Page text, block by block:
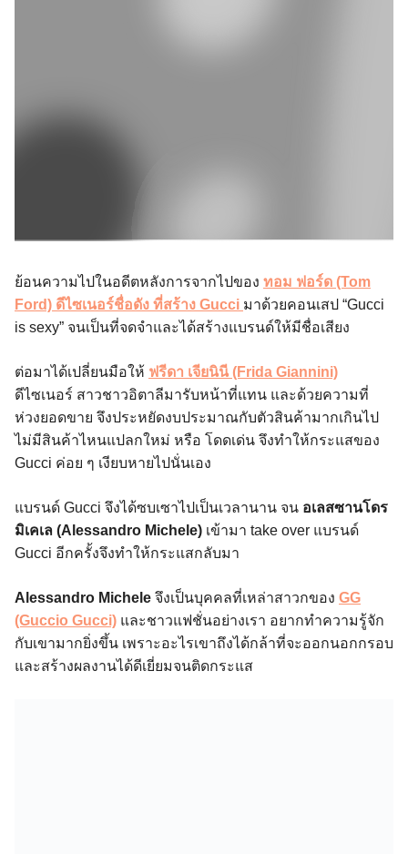
ย้อนความไปในอดีตหลังการจากไปของ ทอม ฟอร์ด (Tom
Ford) ดีไซเนอร์ชื่อดัง ที่สร้าง Gucci มาด้วยคอนเสป “Gucci
is sexy” จนเป็นที่จดจำและได้สร้างแบรนด์ให้มีชื่อเสียง
ต่อมาได้เปลี่ยนมือให้ ฟรีดา เจียนินี (Frida Giannini)
ดีไซเนอร์ สาวชาวอิตาลีมารับหน้าที่แทน และด้วยความที่
ห่วงยอดขาย จึงประหยัดงบประมาณกับตัวสินค้ามากเกินไป
ไม่มีสินค้าไหนแปลกใหม่ หรือ โดดเด่น จึงทำให้กระแสของ
Gucci ค่อย ๆ เงียบหายไปนั่นเอง
แบรนด์ Gucci จึงได้ซบเซาไปเป็นเวลานาน จน อเลสซานโดร
มิเคเล (Alessandro Michele) เข้ามา take over แบรนด์
Gucci อีกครั้งจึงทำให้กระแสกลับมา
Alessandro Michele จึงเป็นบุคคลที่เหล่าสาวกของ GG
(Guccio Gucci) และชาวแฟชั่นอย่างเรา อยากทำความรู้จัก
กับเขามากยิ่งขึ้น เพราะอะไรเขาถึงได้กล้าที่จะออกนอกกรอบ
และสร้างผลงานได้ดีเยี่ยมจนติดกระแส